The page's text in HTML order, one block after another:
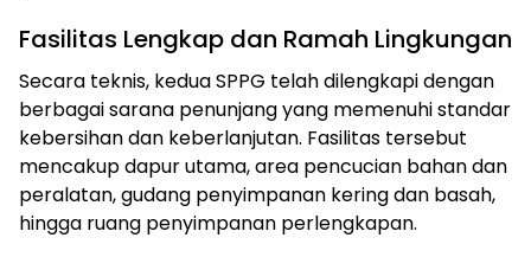
Fasilitas Lengkap dan Ramah Lingkungan
Secara teknis, kedua SPPG telah dilengkapi dengan
berbagai sarana penunjang yang memenuhi standar
kebersihan dan keberlanjutan. Fasilitas tersebut
mencakup dapur utama, area pencucian bahan dan
peralatan, gudang penyimpanan kering dan basah,
hingga ruang penyimpanan perlengkapan.